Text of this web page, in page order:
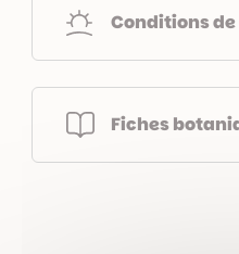
Conditions
Fiches